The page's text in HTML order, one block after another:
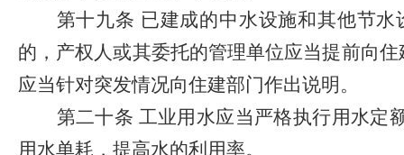
第十九条 已建成的中水设施和其他节
的，产权人或其委托的管理单位应当提前向
应当针对突发情况向住建部门作出说明。
第二十条 工业用水应当严格执行用水定
用水单耗，提高水的利用率。